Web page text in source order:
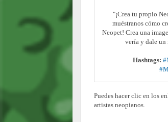
"¡Crea tu propio
muéstranos cómo
Neopet! Crea una
vería y dale un
Hashtags:
Puedes hacer clic en los
artistas neopianos.